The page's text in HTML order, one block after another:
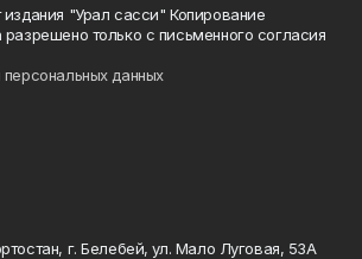
"Урал сасси" Копирование
только с письменного согласия
данных
г. Белебей, ул. Мало Луговая, 53А